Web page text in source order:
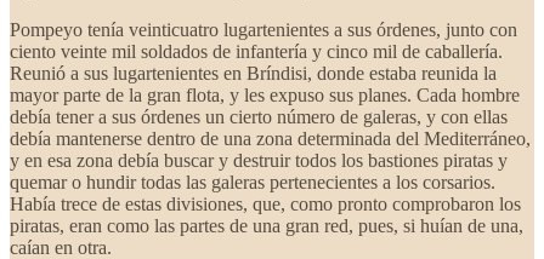
Pompeyo tenía veinticuatro lugartenientes a sus órdenes, junto con
ciento veinte mil soldados de infantería y cinco mil de caballería.
Reunió a sus lugartenientes en Bríndisi, donde estaba reunida la
mayor parte de la gran flota, y les expuso sus planes. Cada hombre
debía tener a sus órdenes un cierto número de galeras, y con ellas
debía mantenerse dentro de una zona determinada del Mediterráneo,
y en esa zona debía buscar y destruir todos los bastiones piratas y
quemar o hundir todas las galeras pertenecientes a los corsarios.
Había trece de estas divisiones, que, como pronto comprobaron los
piratas, eran como las partes de una gran red, pues, si huían de una,
caían en otra.